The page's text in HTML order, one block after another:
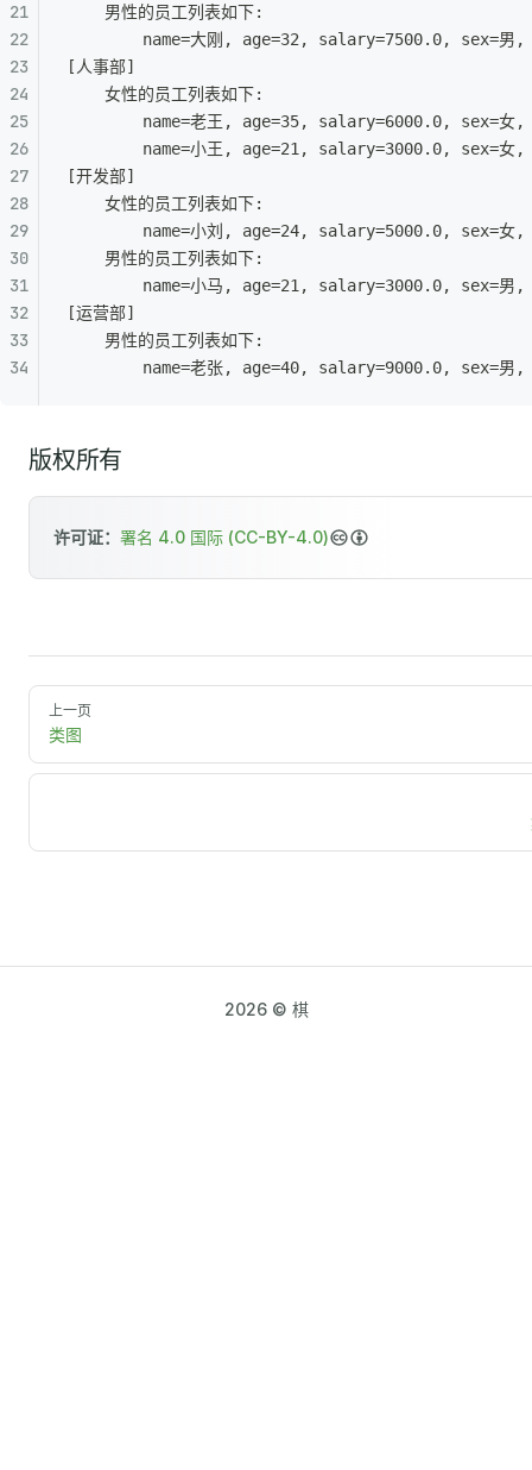
	男性的员工列表如下:
name=大刚, age=32, salary=7500.0, sex=男,
[人事部]
	女性的员工列表如下:
name=老王, age=35, salary=6000.0, sex=女,
name=小王, age=21, salary=3000.0, sex=女,
[开发部]
	女性的员工列表如下:
name=小刘, age=24, salary=5000.0, sex=女,
	男性的员工列表如下:
name=小马, age=21, salary=3000.0, sex=男,
[运营部]
	男性的员工列表如下:
name=老张, age=40, salary=9000.0, sex=男,
版权所有
许可证： 署名 4.0 国际 (CC-BY-4.0)
上一页
类图
2026 © 棋